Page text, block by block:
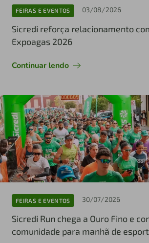
FEIRAS E EVENTOS 03/08/2026
Sicredi reforça relacionamento
Expoagas 2026
Continuar lendo
FEIRAS E EVENTOS 30/07/2026
Sicredi Run chega a Ouro Fino e
comunidade para manhã de